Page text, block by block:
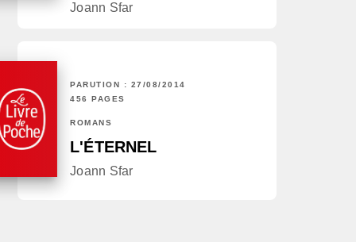
Joann Sfar
PARUTION : 27/08/2014
456 PAGES
ROMANS
L'ÉTERNEL
Joann Sfar